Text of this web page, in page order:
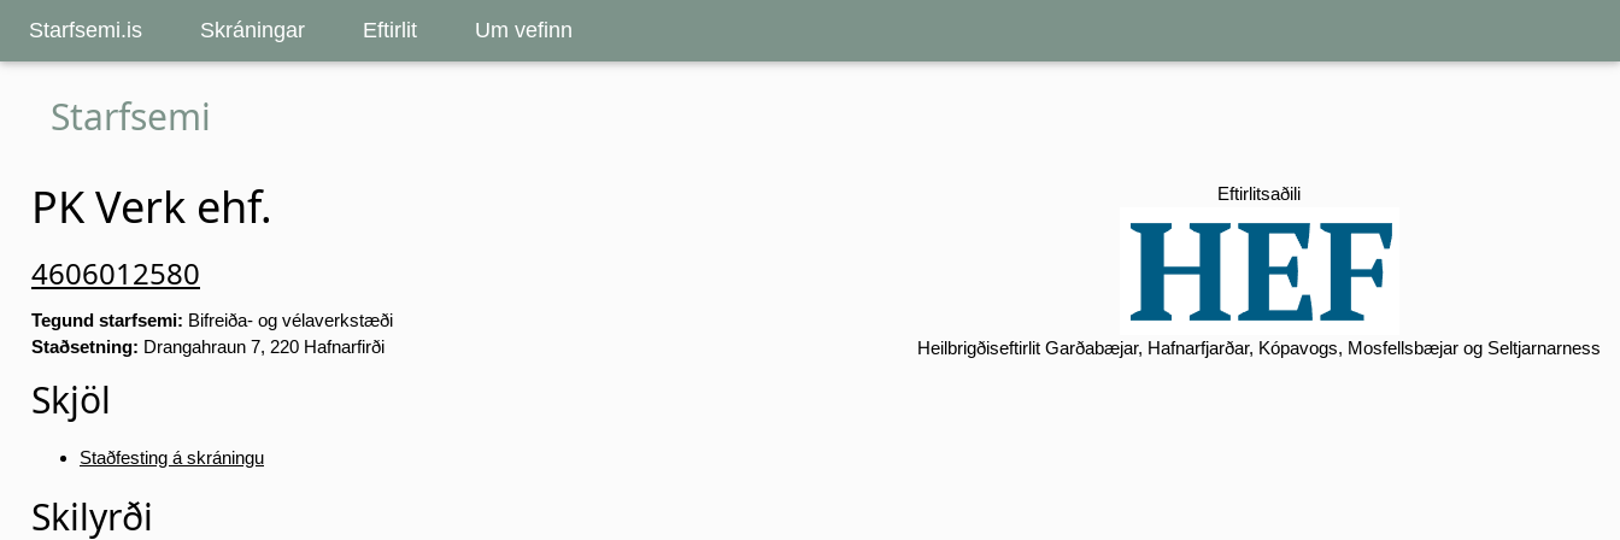
Starfsemi.is Skráningar Eftirlit Um vefinn
Starfsemi
Eftirlitsaðili
Heilbrigðiseftirlit Garðabæjar, Hafnarfjarðar, Kópavogs, Mosfellsbæjar og Seltjarnarness
PK Verk ehf.
4606012580
Tegund starfsemi: Bifreiða- og vélaverkstæði
Staðsetning: Drangahraun 7, 220 Hafnarfirði
Skjöl
Staðfesting á skráningu
Skilyrði